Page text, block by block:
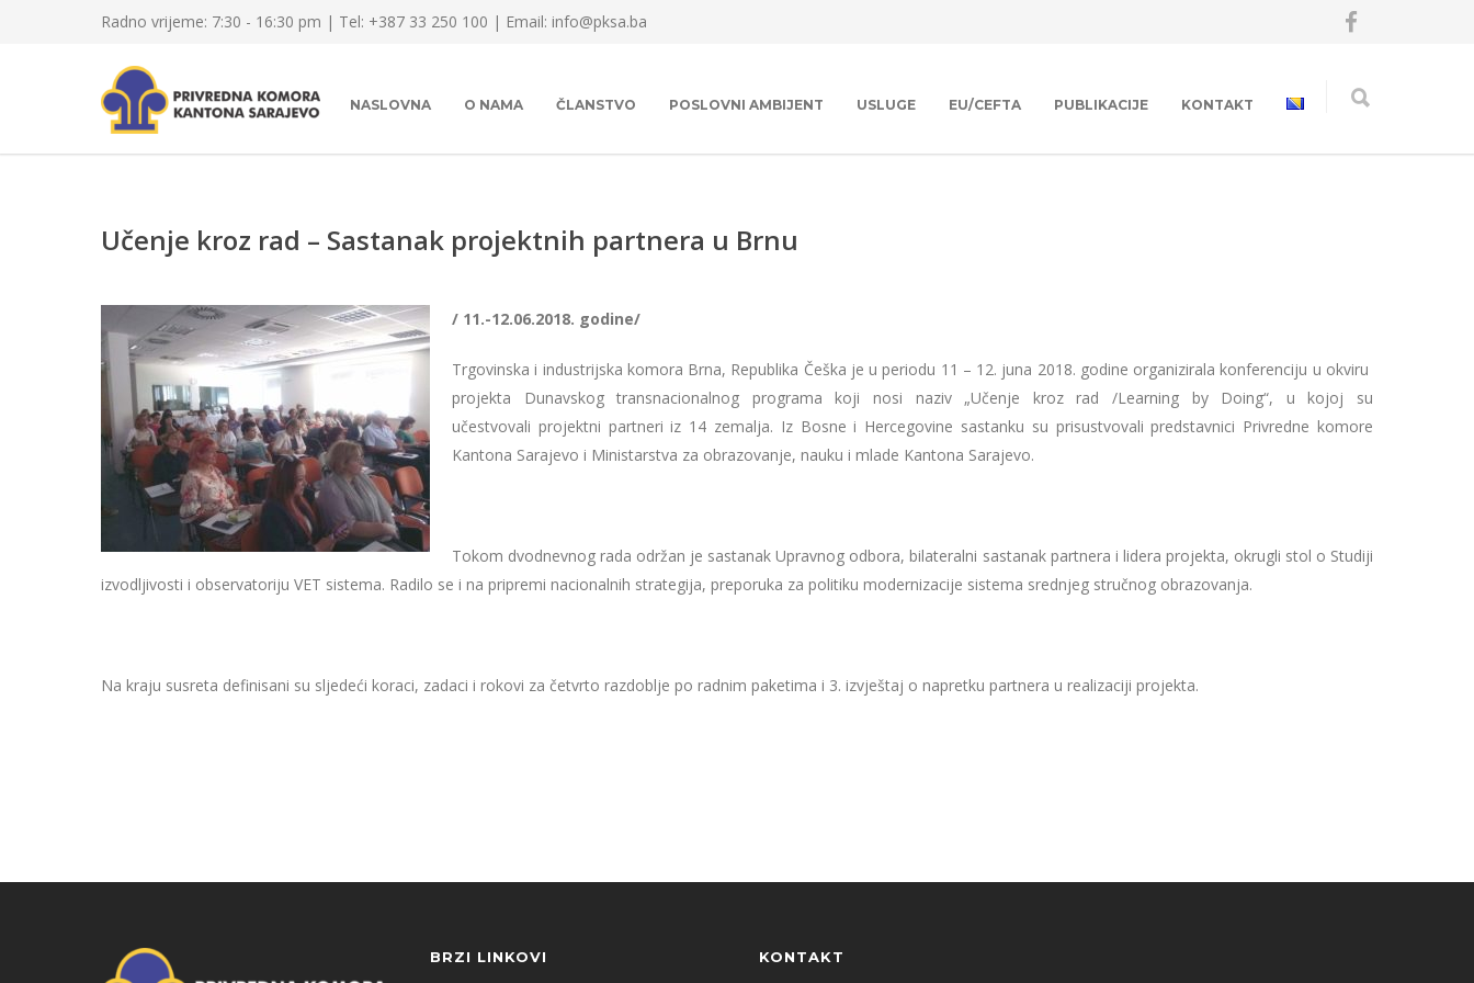
Radno vrijeme: 7:30 - 16:30 pm | Tel: +387 33 250 100 | Email: info@pksa.ba
NASLOVNA O NAMA ČLANSTVO POSLOVNI AMBIJENT USLUGE EU/CEFTA PUBLIKACIJE KONTAKT
Učenje kroz rad – Sastanak projektnih partnera u Brnu
/ 11.-12.06.2018. godine/
Trgovinska i industrijska komora Brna, Republika Češka je u periodu 11 – 12. juna 2018. godine organizirala konferenciju u okviru
projekta Dunavskog transnacionalnog programa koji nosi naziv „Učenje kroz rad /Learning by Doing“, u kojoj su
učestvovali projektni partneri iz 14 zemalja. Iz Bosne i Hercegovine sastanku su prisustvovali predstavnici Privredne komore
Kantona Sarajevo i Ministarstva za obrazovanje, nauku i mlade Kantona Sarajevo.
Tokom dvodnevnog rada održan je sastanak Upravnog odbora, bilateralni sastanak partnera i lidera projekta, okrugli stol o Studiji
izvodljivosti i observatoriju VET sistema. Radilo se i na pripremi nacionalnih strategija, preporuka za politiku modernizacije sistema srednjeg stručnog obrazovanja.
Na kraju susreta definisani su sljedeći koraci, zadaci i rokovi za četvrto razdoblje po radnim paketima i 3. izvještaj o napretku partnera u realizaciji projekta.
BRZI LINKOVI KONTAKT